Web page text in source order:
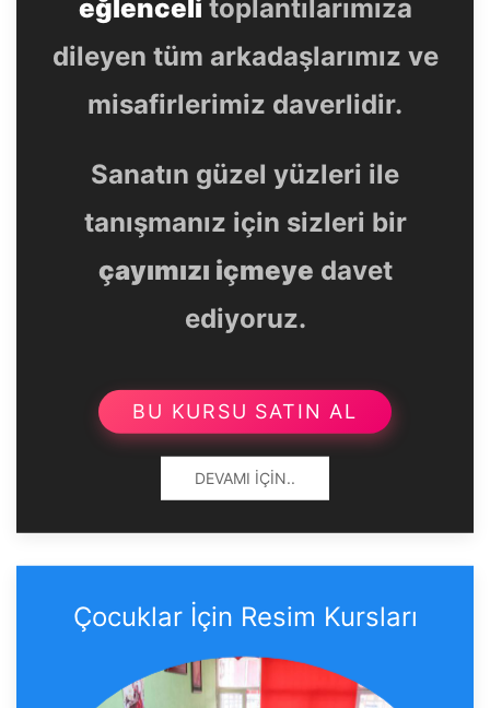
eğlenceli toplantılarımıza
dileyen tüm arkadaşlarımız ve
misafirlerimiz daverlidir.
Sanatın güzel yüzleri ile
tanışmanız için sizleri bir
çayımızı içmeye davet
ediyoruz.
BU KURSU SATIN AL
DEVAMI İÇIN..
Çocuklar İçin Resim Kursları